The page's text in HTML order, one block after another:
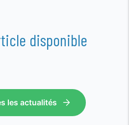
disponible
les actualités